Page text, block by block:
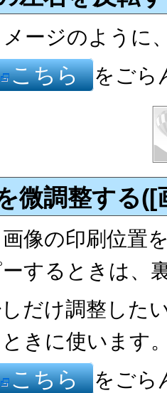
ージのように
こちら をごら
微調整する([
像の印刷位置
するときは、
だけ調整した
きに使います
こちら をごら